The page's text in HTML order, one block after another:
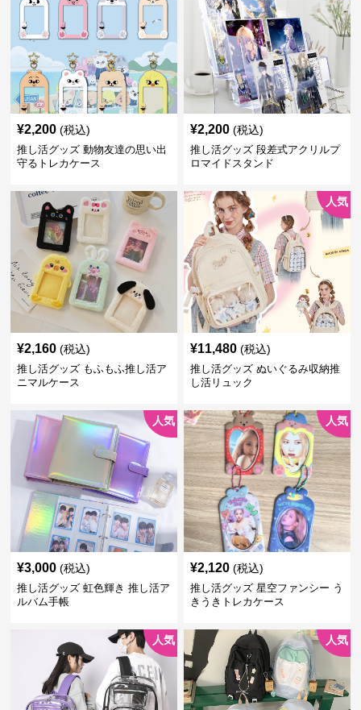
¥2,200 (税込)
推し活グッズ 動物友達の思い出
守るトレカケース
¥2,200 (税込)
推し活グッズ 段差式アクリルプ
ロマイドスタンド
¥2,160 (税込)
推し活グッズ もふもふ推し活ア
ニマルケース
人気
¥11,480 (税込)
推し活グッズ ぬいぐるみ収納推
し活リュック
人気
¥3,000 (税込)
推し活グッズ 虹色輝き 推し活ア
ルバム手帳
人気
¥2,120 (税込)
推し活グッズ 星空ファンシー う
きうきトレカケース
人気 人気